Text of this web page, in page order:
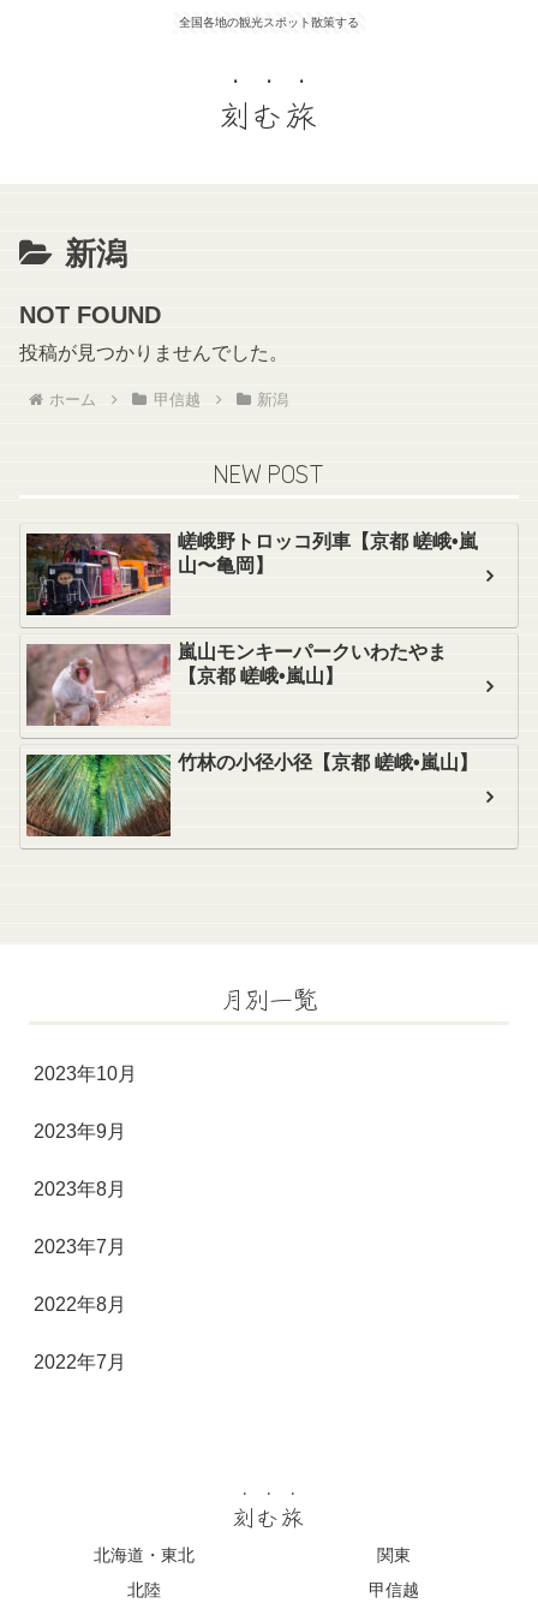
全国各地の観光スポット散策する
刻む旅
新潟
NOT FOUND
投稿が見つかりませんでした。
ホーム 甲信越 新潟
NEW POST
嵯峨野トロッコ列車【京都 嵯峨•嵐
山〜亀岡】
嵐山モンキーパークいわたやま
【京都 嵯峨•嵐山】
竹林の小径小径【京都 嵯峨•嵐山】
月別一覧
2023年10月
2023年9月
2023年8月
2023年7月
2022年8月
2022年7月
刻む旅
北海道・東北
関東
北陸
甲信越